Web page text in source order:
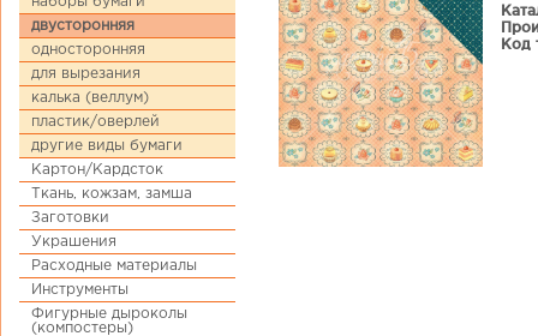
двусторонняя
односторонняя
для вырезания
калька (веллум)
пластик/оверлей
другие виды бумаги
Картон/Кардсток
Ткань, кожзам, замша
Заготовки
Украшения
Расходные материалы
Инструменты
Фигурные дыроколы
(компостеры)
Код